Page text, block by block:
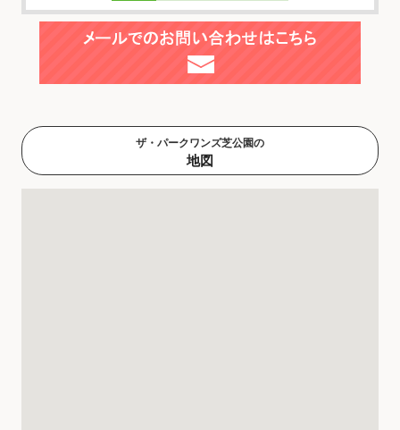
ザ・パークワンズ芝公園の
地図